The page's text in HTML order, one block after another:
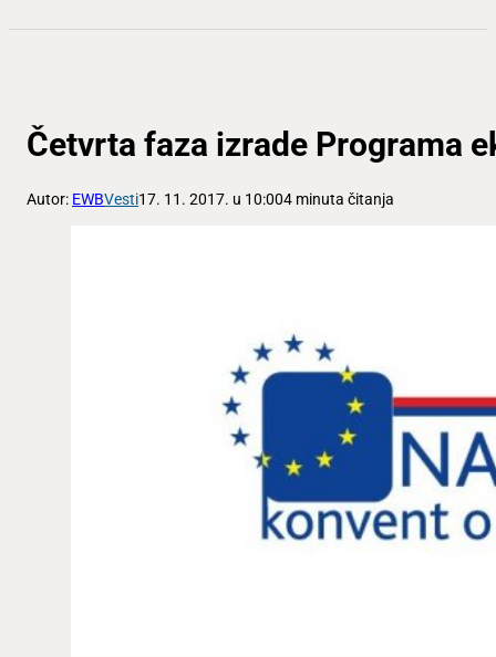
Četvrta faza izrade Programa
Autor: EWBVesti17. 11. 2017. u 10:004 minuta čitanja